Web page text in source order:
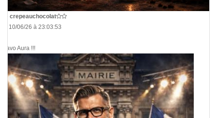
crepeauchocolat
Le 10/06/26 à 23:03:53
Bravo Aura !!!